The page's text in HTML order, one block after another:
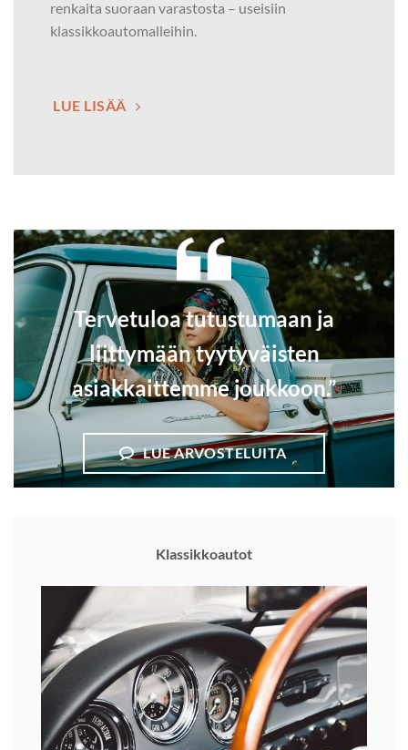
renkaita suoraan varastosta – useisiin
klassikkoautomalleihin.
LUE LISÄÄ
Tervetuloa tutustumaan ja
liittymään tyytyväisten
asiakkaittemme joukkoon.”
LUE ARVOSTELUITA
Klassikkoautot